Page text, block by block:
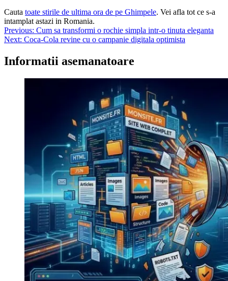
Cauta toate stirile de ultima ora de pe Ghimpele. Vei afla tot ce s-a
intamplat astazi in Romania.
Navigare
în
articole
Previous: Cum sa transformi o rochie simpla intr-o tinuta eleganta
Next: Coca-Cola revine cu o campanie digitala optimista
Informatii asemanatoare